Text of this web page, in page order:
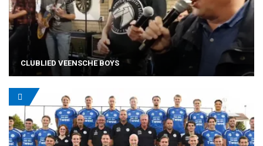
CLUBLIED VEENSCHE BOYS